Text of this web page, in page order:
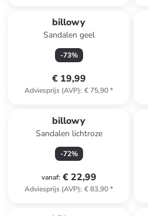
billowy
Sandalen geel
-73%
€ 19,99
Adviesprijs (AVP): € 75,90*
billowy
Sandalen lichtroze
-72%
vanaf: € 22,99
Adviesprijs (AVP): € 83,90*